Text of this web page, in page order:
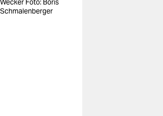
Wecker Foto: Boris
Schmalen­berger